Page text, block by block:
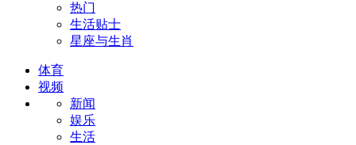
热门
生活贴士
星座与生肖
体育
视频
新闻
娱乐
生活